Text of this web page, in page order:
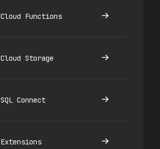
Cloud Functions
Cloud Storage
SQL Connect
Extensions